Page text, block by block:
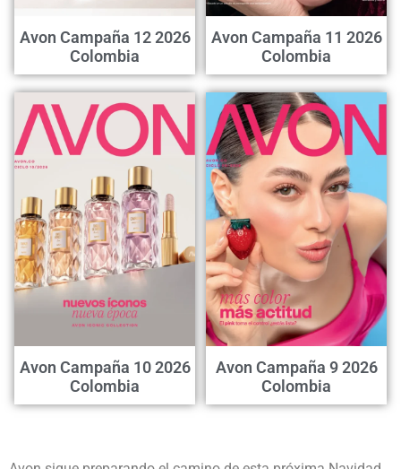
Avon Campaña 12 2026
Colombia
Avon Campaña 11 2026
Colombia
Avon Campaña 10 2026
Colombia
Avon Campaña 9 2026
Colombia